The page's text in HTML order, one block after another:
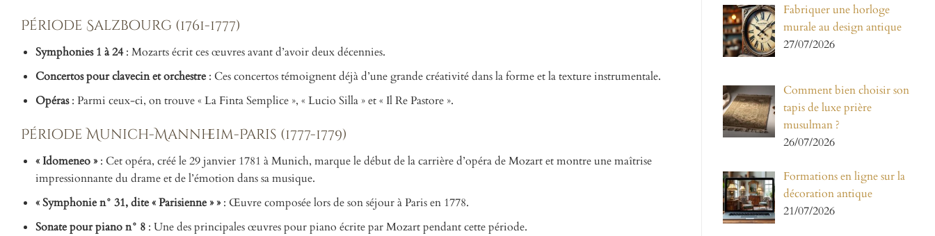
Période Salzbourg (1761-1777)
Symphonies 1 à 24: Mozarts écrit ces œuvres avant d’avoir deux décennies.
Concertos pour clavecin et orchestre: Ces concertos témoignent déjà d’une grande créativité dans la forme et la texture instrumentale.
Opéras: Parmi ceux-ci, on trouve « La Finta Semplice », « Lucio Silla » et « Il Re Pastore ».
Période Munich-Mannheim-Paris (1777-1779)
« Idomeneo »: Cet opéra, créé le 29 janvier 1781 à Munich, marque le début de la carrière d’opéra de Mozart et montre une maîtrise
impressionnante du drame et de l’émotion dans sa musique.
« Symphonie n° 31, dite « Parisienne » »: Œuvre composée lors de son séjour à Paris en 1778.
Sonate pour piano n° 8: Une des principales œuvres pour piano écrite par Mozart pendant cette période.
Fabriquer une horloge
murale au design antique
27/07/2026
Comment bien choisir son
tapis de luxe prière
musulman ?
26/07/2026
Formations en ligne sur la
décoration antique
21/07/2026